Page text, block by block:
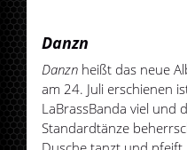
Danzn
Danzn heißt das neue
am 24. Juli erschienen
LaBrassBanda viel und
Standardtänze